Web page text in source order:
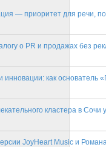
— приоритет для речи,
о PR и продажах без
инновации: как основатель
кластера в Сочи
JoyHeart Music и